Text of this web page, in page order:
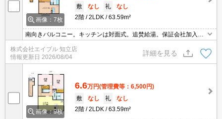
画像：7枚
敷
なし 礼
なし
2階
2LDK 63.59m²
南向きバルコニー。キッチンは対面式。追焚給湯。保証会社加入要
(初回35,000円、月額総支払額の1％+800円/月)。広々(一坪タイプ)
お風呂。
株式会社エイブル 知立店
情報更新日 2026/08/04
詳細を見る
画像：9枚
6.6万円(管理費等：6,500円)
敷
なし 礼
なし
2階
2LDK 63.59m²